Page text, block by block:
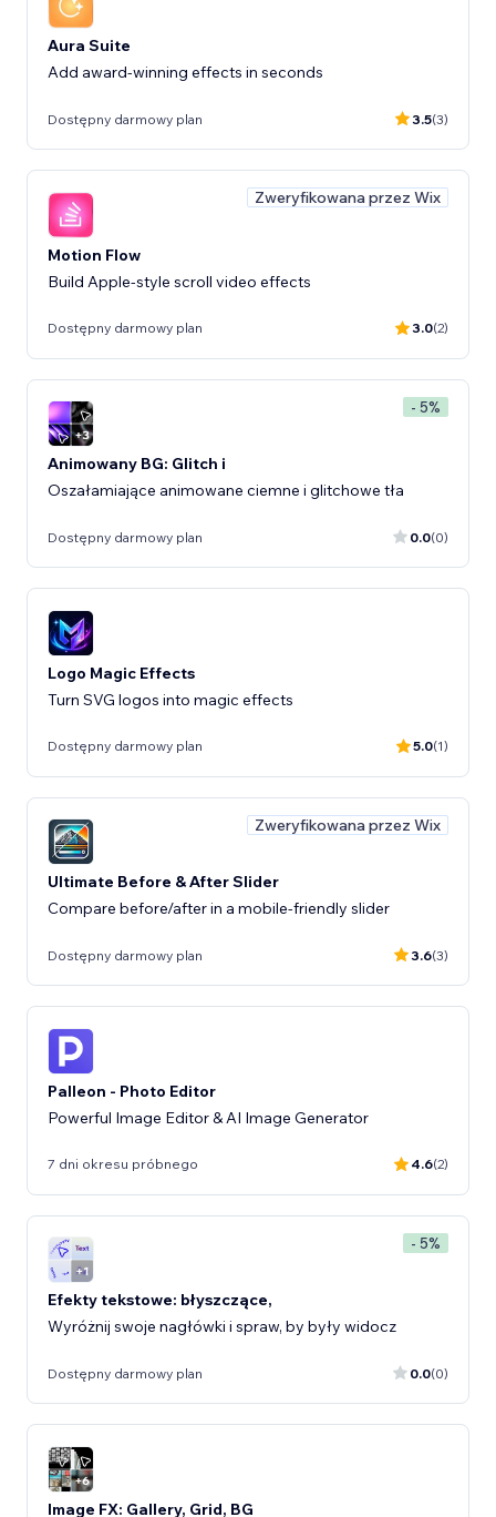
Aura Suite
Add award-winning effects in seconds
Dostępny darmowy plan 3.5(3)
Zweryfikowana przez Wix
Motion Flow
Build Apple-style scroll video effects
Dostępny darmowy plan 3.0(2)
- 5%
Animowany BG: Glitch i
Oszałamiające animowane ciemne i glitchowe tła
Dostępny darmowy plan 0.0(0)
Logo Magic Effects
Turn SVG logos into magic effects
Dostępny darmowy plan 5.0(1)
Zweryfikowana przez Wix
Ultimate Before & After Slider
Compare before/after in a mobile-friendly slider
Dostępny darmowy plan 3.6(3)
Palleon - Photo Editor
Powerful Image Editor & AI Image Generator
7 dni okresu próbnego 4.6(2)
- 5%
Efekty tekstowe: błyszczące,
Wyróżnij swoje nagłówki i spraw, by były widocz
Dostępny darmowy plan 0.0(0)
Image FX: Gallery, Grid, BG